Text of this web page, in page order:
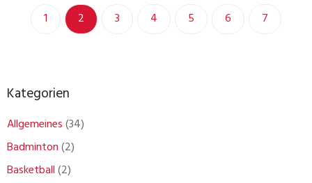
1 2 3 4 5 6 7
Kategorien
Allgemeines(34)
Badminton(2)
Basketball(2)